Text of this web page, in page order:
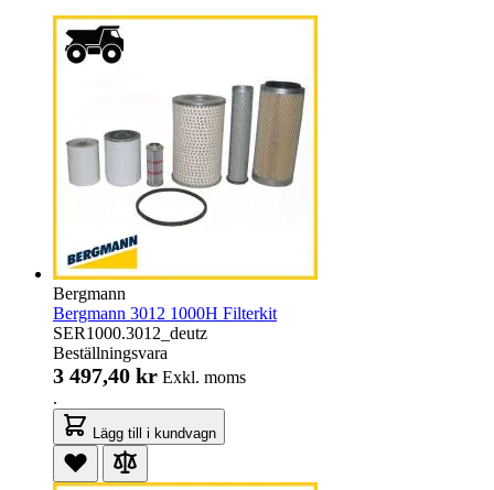
Bergmann
Bergmann 3012 1000H Filterkit
SER1000.3012_deutz
Beställningsvara
3 497,40 kr Exkl. moms
.
Lägg till i kundvagn